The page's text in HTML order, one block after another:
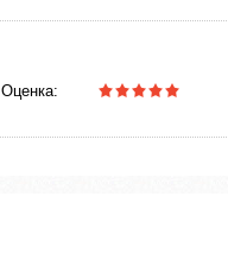
Оценка: